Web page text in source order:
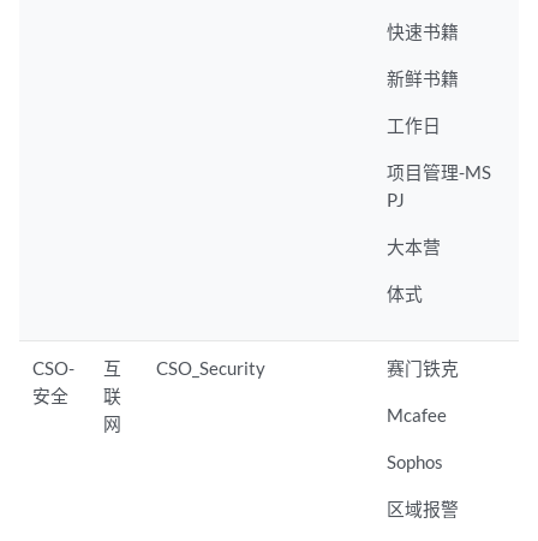
快速书籍
新鲜书籍
工作日
项目管理-MS
PJ
大本营
体式
CSO-
安全
互
联
网
CSO_Security 赛门铁克
Mcafee
Sophos
区域报警